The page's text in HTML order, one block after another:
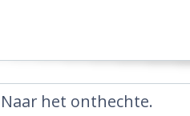
‎Naar het onthechte.‎